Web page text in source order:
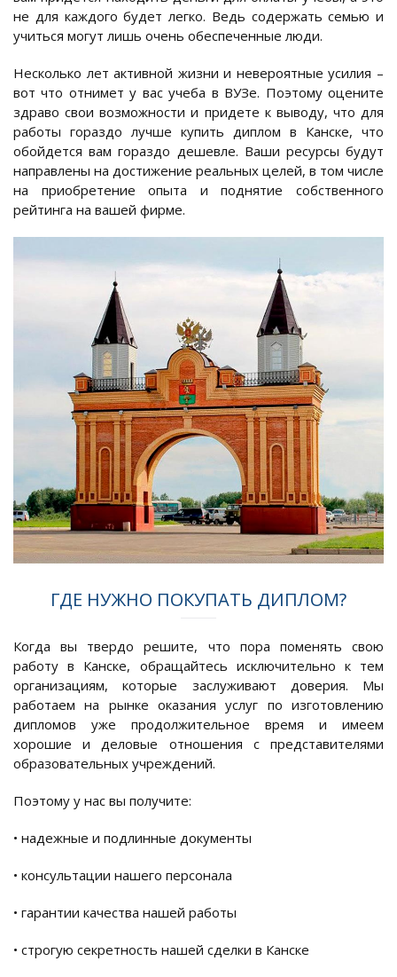
не для каждого будет легко. Ведь содержать семью и
учиться могут лишь очень обеспеченные люди.
Несколько лет активной жизни и невероятные усилия –
вот что отнимет у вас учеба в ВУЗе. Поэтому оцените
здраво свои возможности и придете к выводу, что для
работы гораздо лучше купить диплом в Канске, что
обойдется вам гораздо дешевле. Ваши ресурсы будут
направлены на достижение реальных целей, в том числе
на приобретение опыта и поднятие собственного
рейтинга на вашей фирме.
ГДЕ НУЖНО ПОКУПАТЬ ДИПЛОМ?
Когда вы твердо решите, что пора поменять свою
работу в Канске, обращайтесь исключительно к тем
организациям, которые заслуживают доверия. Мы
работаем на рынке оказания услуг по изготовлению
дипломов уже продолжительное время и имеем
хорошие и деловые отношения с представителями
образовательных учреждений.
Поэтому у нас вы получите:
• надежные и подлинные документы
• консультации нашего персонала
• гарантии качества нашей работы
• строгую секретность нашей сделки в Канске